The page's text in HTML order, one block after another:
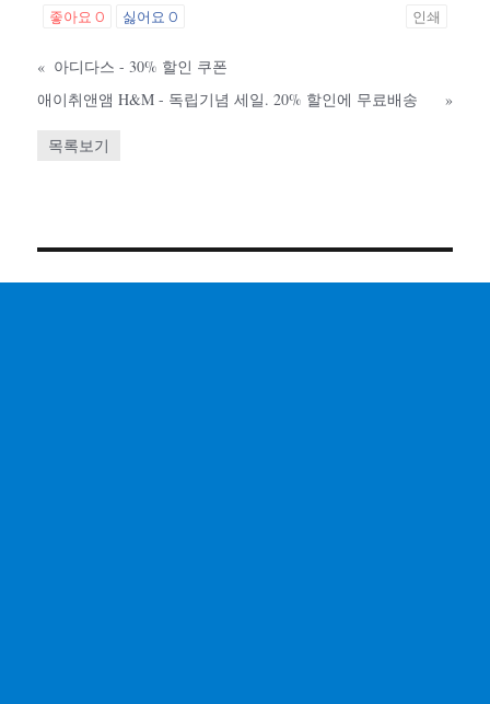
좋아요0 싫어요0 인쇄
« 아디다스 - 30% 할인 쿠폰
애이취앤앰 H&M - 독립기념 세일. 20% 할인에 무료배송
»
목록보기